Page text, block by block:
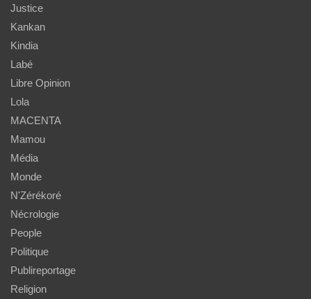
Justice
Kankan
Kindia
Labé
Libre Opinion
Lola
MACENTA
Mamou
Média
Monde
N'Zérékoré
Nécrologie
People
Politique
Publireportage
Religion